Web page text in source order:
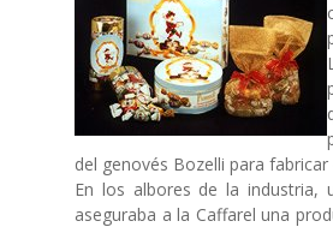
del genovés Bozelli para
En los albores de la industria,
aseguraba a la Caffarel una